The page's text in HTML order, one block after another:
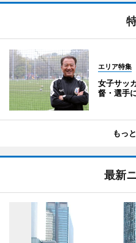
エリア特集
女子サッ
督・選手
もっ
最新